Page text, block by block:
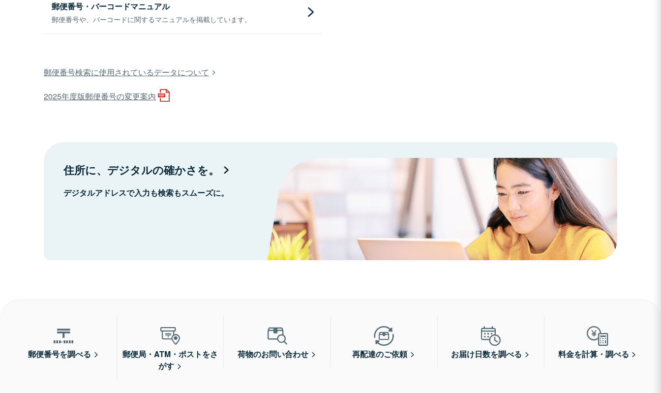
郵便番号・バーコードマニュアル
郵便番号や、バーコードに関するマニュアルを掲載しています。
郵便番号検索に使用されているデータについて
2025年度版郵便番号の変更案内
住所に、デジタルの確かさを。
デジタルアドレスで入力も検索もスムーズに。
郵便番号を調べる
郵便局・ATM・ポストをさ
がす
荷物のお問い合わせ 再配達のご依頼 お届け日数を調べる 料金を計算・調べる